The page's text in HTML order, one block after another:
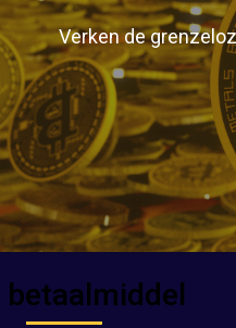
Verken de
betaalmiddel